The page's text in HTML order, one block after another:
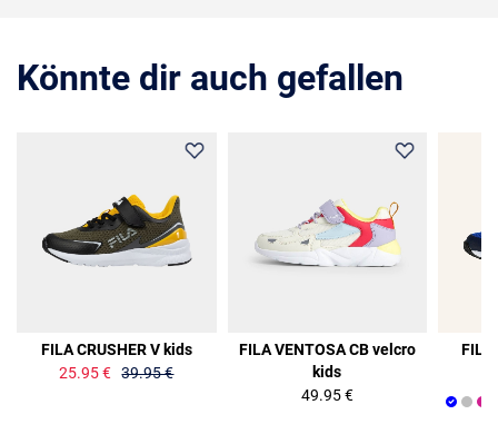
Könnte dir auch gefallen
FILA CRUSHER V kids
25.95 € 39.95 €
FILA VENTOSA CB velcro
kids
49.95 €
FILA